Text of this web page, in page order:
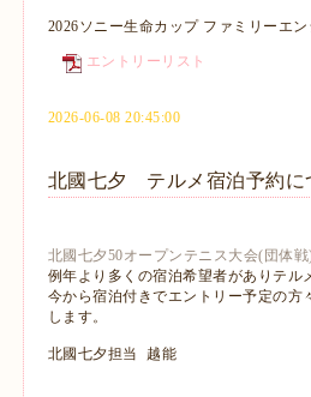
2026ソニー生命カップ ファミリーエ
エントリーリスト
2026-06-08 20:45:00
北國七夕 テルメ宿泊予約に
北國七夕50オープンテニス大会(団体戦
例年より多くの宿泊希望者がありテル
今から宿泊付きでエントリー予定の
します。
北國七夕担当 越能